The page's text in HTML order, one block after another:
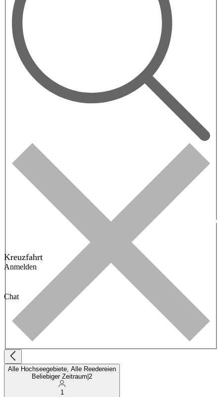
Kreuzfahrt
Anmelden
Chat
Alle Hochseegebiete, Alle Reedereien
Beliebiger Zeitraum 2
1